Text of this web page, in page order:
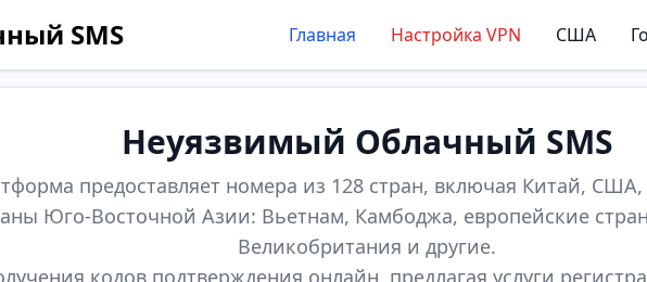
SMS Главная Настройка VPN США
Неуязвимый Облачный SMS
предоставляет номера из 128 стран, включая Китай, США,
Юго-Восточной Азии: Вьетнам, Камбоджа, европейские
Великобритания и другие.
кодов подтверждения онлайн, предлагая услуги